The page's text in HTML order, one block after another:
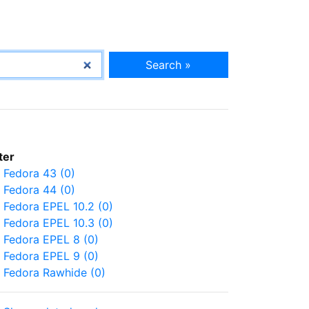
Search »
Fedora 43 (0)
Fedora 44 (0)
Fedora EPEL 10.2 (0)
Fedora EPEL 10.3 (0)
Fedora EPEL 8 (0)
Fedora EPEL 9 (0)
Fedora Rawhide (0)